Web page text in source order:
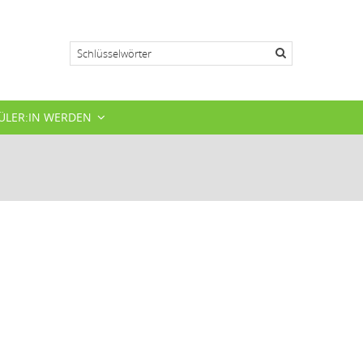
Suche
WERDEN